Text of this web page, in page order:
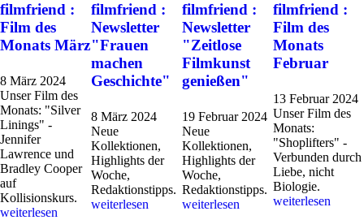
filmfriend :
Film des
Monats März
8 März 2024
Unser Film des
Monats: "Silver
Linings" -
Jennifer
Lawrence und
Bradley Cooper
auf
Kollisionskurs.
weiterlesen
filmfriend :
Newsletter
"Frauen
machen
Geschichte"
8 März 2024
Neue
Kollektionen,
Highlights der
Woche,
Redaktionstipps.
weiterlesen
filmfriend :
Newsletter
"Zeitlose
Filmkunst
genießen"
19 Februar 2024
Neue
Kollektionen,
Highlights der
Woche,
Redaktionstipps.
weiterlesen
filmfriend :
Film des
Monats
Februar
13 Februar 2024
Unser Film des
Monats:
"Shoplifters" -
Verbunden durch
Liebe, nicht
Biologie.
weiterlesen